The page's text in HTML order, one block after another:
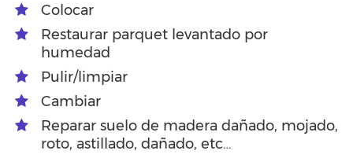
Colocar
Restaurar parquet levantado por
humedad
Pulir/limpiar
Cambiar
Reparar suelo de madera dañado, mojado,
roto, astillado, dañado, etc…